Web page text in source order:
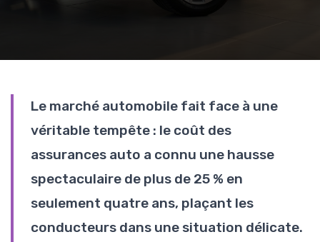
Le marché automobile fait face à une
véritable tempête : le coût des
assurances auto a connu une hausse
spectaculaire de plus de 25 % en
seulement quatre ans, plaçant les
conducteurs dans une situation délicate.